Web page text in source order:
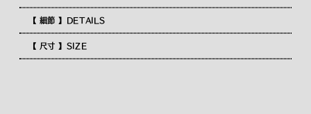
【 細節 】DETAILS
【 尺寸 】SIZE